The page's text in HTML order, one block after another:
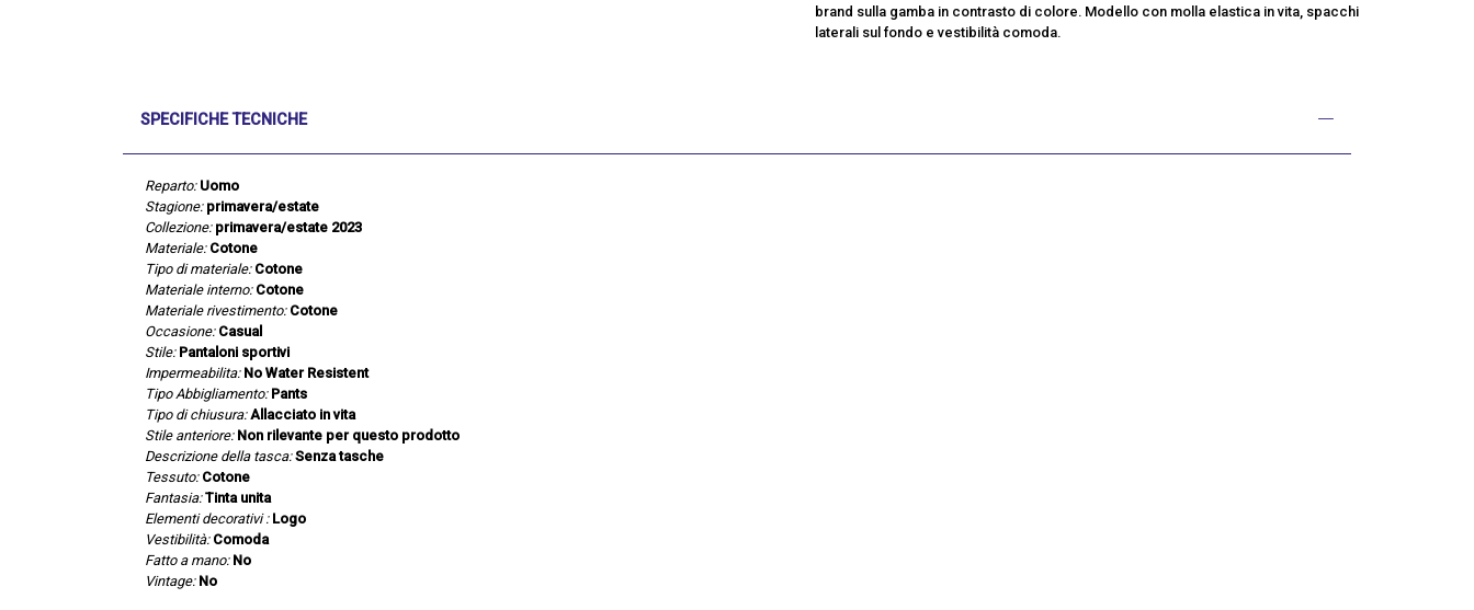
brand sulla gamba in contrasto di colore. Modello con molla elastica in vita, spacchi
laterali sul fondo e vestibilità comoda.
SPECIFICHE TECNICHE
Reparto: Uomo
Stagione: primavera/estate
Collezione: primavera/estate 2023
Materiale: Cotone
Tipo di materiale: Cotone
Materiale interno: Cotone
Materiale rivestimento: Cotone
Occasione: Casual
Stile: Pantaloni sportivi
Impermeabilita: No Water Resistent
Tipo Abbigliamento: Pants
Tipo di chiusura: Allacciato in vita
Stile anteriore: Non rilevante per questo prodotto
Descrizione della tasca: Senza tasche
Tessuto: Cotone
Fantasia: Tinta unita
Elementi decorativi : Logo
Vestibilità: Comoda
Fatto a mano: No
Vintage: No